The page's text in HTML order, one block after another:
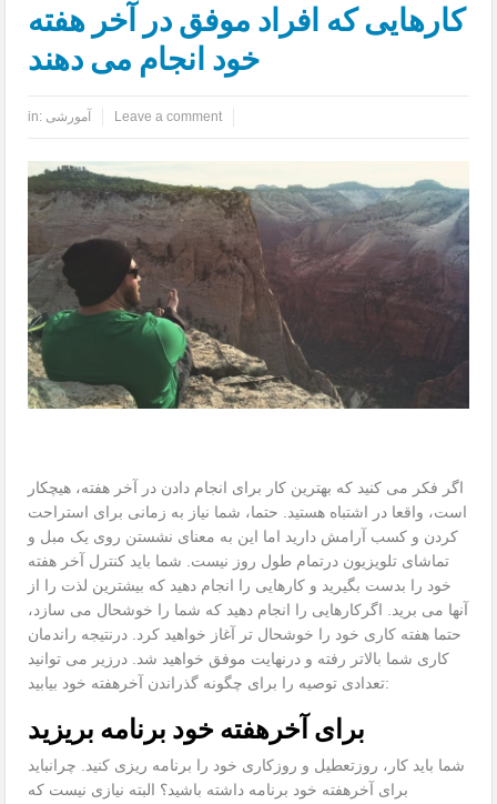
کارهایی که افراد موفق در آخر هفته
خود انجام می دهند
in: آمورشی Leave a comment
اگر فکر می کنید که بهترین کار برای انجام دادن در آخر هفته، هیچکار
است، واقعا در اشتباه هستید. حتما، شما نیاز به زمانی برای استراحت
کردن و کسب آرامش دارید اما این به معنای نشستن روی یک مبل و
تماشای تلویزیون درتمام طول روز نیست. شما باید کنترل آخر هفته
خود را بدست بگیرید و کارهایی را انجام دهید که بیشترین لذت را از
آنها می برید. اگرکارهایی را انجام دهید که شما را خوشحال می سازد،
حتما هفته کاری خود را خوشحال تر آغاز خواهید کرد. درنتیجه راندمان
کاری شما بالاتر رفته و درنهایت موفق خواهید شد. درزیر می توانید
تعدادی توصیه را برای چگونه گذراندن آخرهفته خود بیابید:
برای آخرهفته خود برنامه بریزید
شما باید کار، روزتعطیل و روزکاری خود را برنامه ریزی کنید. چرانباید
برای آخرهفته خود برنامه داشته باشید؟ البته نیازی نیست که